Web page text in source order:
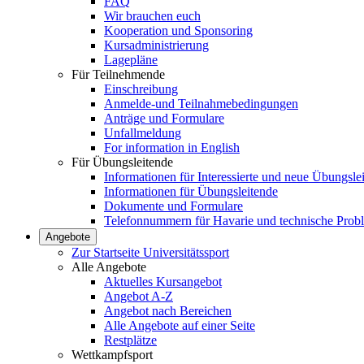
Wir brauchen euch
Kooperation und Sponsoring
Kursadministrierung
Lagepläne
Für Teilnehmende
Einschreibung
Anmelde-und Teilnahmebedingungen
Anträge und Formulare
Unfallmeldung
For information in English
Für Übungsleitende
Informationen für Interessierte und neue
Informationen für Übungsleitende
Dokumente und Formulare
Telefonnummern für Havarie und technische
Angebote
Zur Startseite Universitätssport
Alle Angebote
Aktuelles Kursangebot
Angebot A-Z
Angebot nach Bereichen
Alle Angebote auf einer Seite
Restplätze
Wettkampfsport